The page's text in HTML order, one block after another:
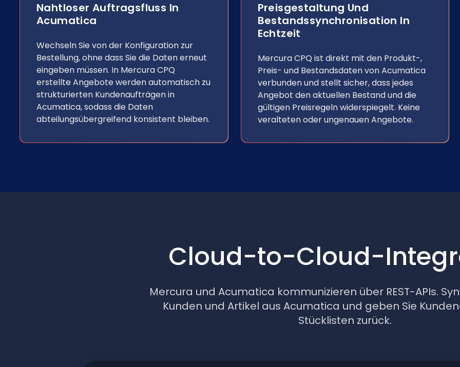
Nahtloser Auftragsfluss In
Acumatica
Wechseln Sie von der Konfiguration zur
Bestellung, ohne dass Sie die Daten erneut
eingeben müssen. In Mercura CPQ
erstellte Angebote werden automatisch zu
strukturierten Kundenaufträgen in
Acumatica, sodass die Daten
abteilungsübergreifend konsistent bleiben.
Preisgestaltung Und
Bestandssynchronisation In
Echtzeit
Mercura CPQ ist direkt mit den Produkt-,
Preis- und Bestandsdaten von Acumatica
verbunden und stellt sicher, dass jedes
Angebot den aktuellen Bestand und die
gültigen Preisregeln widerspiegelt. Keine
veralteten oder ungenauen Angebote.
Cloud-to-Cloud-
Mercura und Acumatica kommunizieren über REST-APIs.
Kunden und Artikel aus Acumatica und geben Sie
Stücklisten zurück.